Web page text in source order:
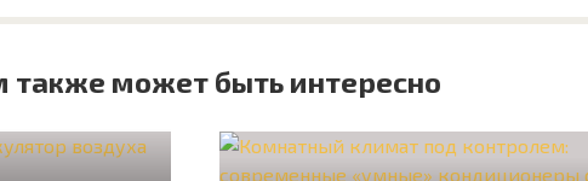
также может быть интересно